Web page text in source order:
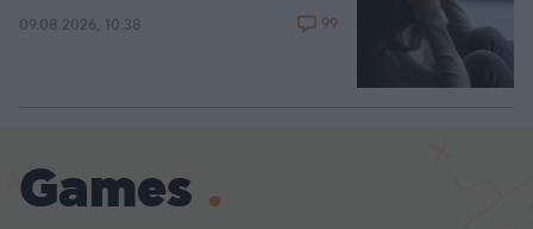
09.08.2026, 10:38 99
Games